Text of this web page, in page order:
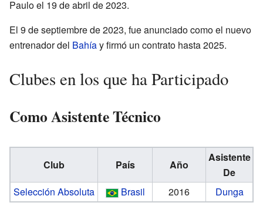
Paulo el 19 de abril de 2023.
El 9 de septiembre de 2023, fue anunciado como el nuevo
entrenador del Bahíay firmó un contrato hasta 2025.
Clubes en los que ha Participado
Como Asistente Técnico
Club País Año
Asistente
De
Selección Absoluta
Brasil 2016 Dunga